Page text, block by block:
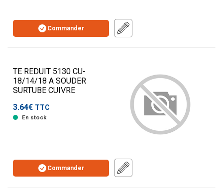
Commander
TE REDUIT 5130 CU-
18/14/18 A SOUDER
SURTUBE CUIVRE
3.64€ TTC
En stock
Commander